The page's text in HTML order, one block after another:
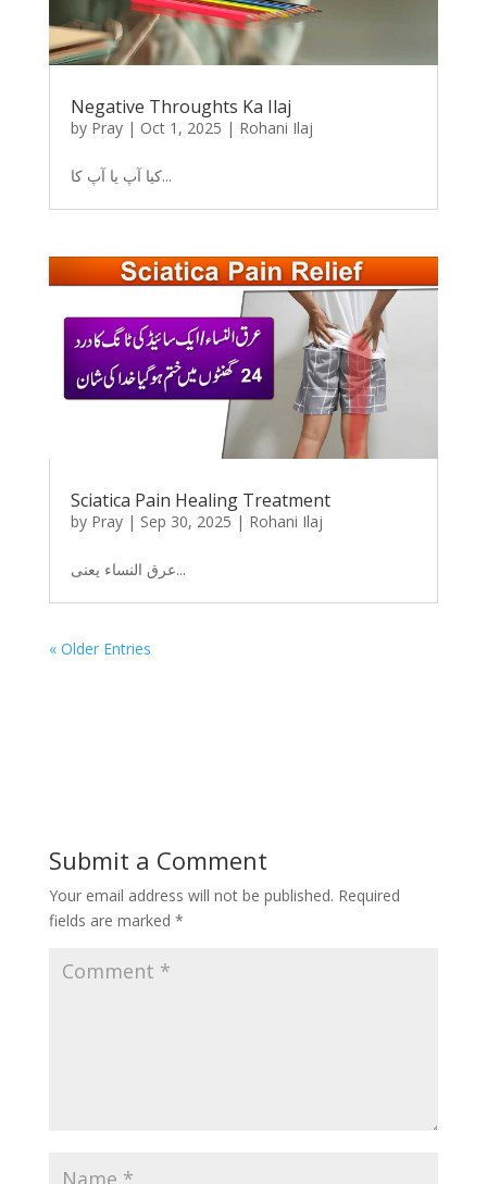
Negative Throughts Ka Ilaj
by Pray| Oct 1, 2025 | Rohani Ilaj
کیا آپ یا آپ کا...
Sciatica Pain Healing Treatment
by Pray| Sep 30, 2025 | Rohani Ilaj
عرق النساء یعنی...
« Older Entries
Submit a Comment
Your email address will not be published. Required
fields are marked *